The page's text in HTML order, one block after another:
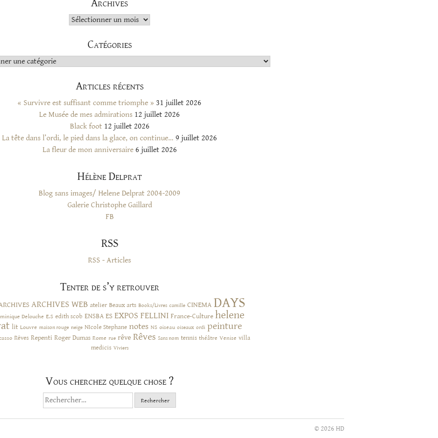
Archives
Archives
Catégories
Articles récents
« Survivre est suffisant comme triomphe » 31 juillet 2026
Le Musée de mes admirations 12 juillet 2026
Black foot 12 juillet 2026
La tête dans l’ordi, le pied dans la glace, on continue… 9 juillet 2026
La fleur de mon anniversaire 6 juillet 2026
Hélène Delprat
Blog sans images/ Helene Delprat 2004-2009
Galerie Christophe Gaillard
FB
RSS
RSS - Articles
Tenter de s’y retrouver
ARCHIVES WEB atelier Beaux arts Books/Livres camille CINEMA DAYS
Delouche E.S edith scob ENSBA ES EXPOS FELLINI France-Culture helene
lit Louvre maison rouge neige NIcole Stephane notes NS oiseau oiseaux ordi peinture
Rêves Repenti Roger Dumas Rome rue rêve Rêves Sans nom tennis théâtre Venise villa
medicis Viviers
Vous cherchez quelque chose ?
Rechercher :
© 2026 HD